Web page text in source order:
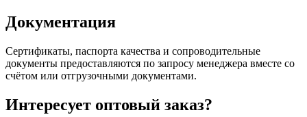
Документация
Сертификаты, паспорта качества и сопроводительные
документы предоставляются по запросу менеджера вместе со
счётом или отгрузочными документами.
Интересует оптовый заказ?